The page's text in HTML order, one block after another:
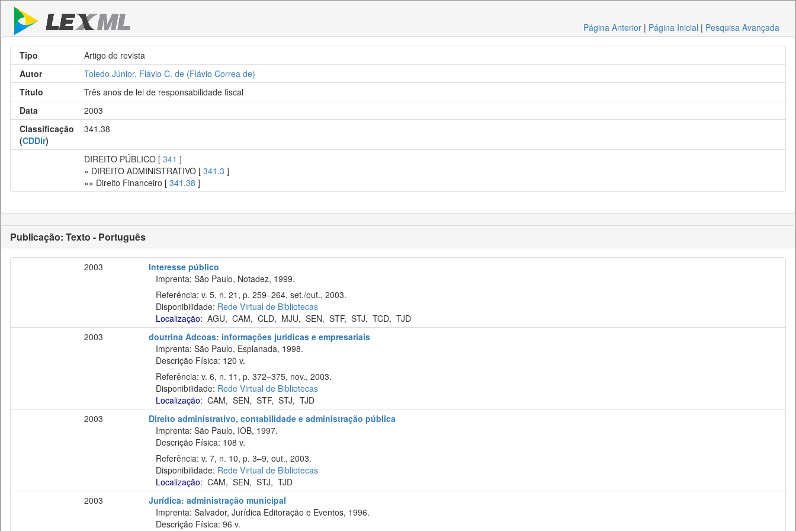
Página Anterior | Página Inicial | Pesquisa Avançada
Tipo
Artigo de revista
Autor
Toledo Júnior, Flávio C. de (Flávio Correa de)
Título
Três anos de lei de responsabilidade fiscal
Data
2003
Classificação
(CDDir)
341.38
DIREITO PÚBLICO [ 341 ]
» DIREITO ADMINISTRATIVO [ 341.3 ]
»» Direito Financeiro [ 341.38 ]
Publicação: Texto - Português
2003
Interesse público
Imprenta: São Paulo, Notadez, 1999.
Referência: v. 5, n. 21, p. 259–264, set./out., 2003.
Disponibilidade: Rede Virtual de Bibliotecas
Localização: AGU, CAM, CLD, MJU, SEN, STF, STJ, TCD, TJD
2003
doutrina Adcoas: informações jurídicas e empresariais
Imprenta: São Paulo, Esplanada, 1998.
Descrição Física: 120 v.
Referência: v. 6, n. 11, p. 372–375, nov., 2003.
Disponibilidade: Rede Virtual de Bibliotecas
Localização: CAM, SEN, STF, STJ, TJD
2003
Direito administrativo, contabilidade e administração pública
Imprenta: São Paulo, IOB, 1997.
Descrição Física: 108 v.
Referência: v. 7, n. 10, p. 3–9, out., 2003.
Disponibilidade: Rede Virtual de Bibliotecas
Localização: CAM, SEN, STJ, TJD
2003
Jurídica: administração municipal
Imprenta: Salvador, Jurídica Editoração e Eventos, 1996.
Descrição Física: 96 v.